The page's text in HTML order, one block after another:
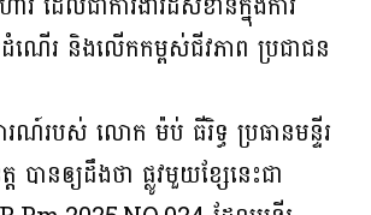
ណើរ និងលើកកម្ពស់ជីវភាព ប្រជាជន
ណ៍របស់ លោក ម៉ប់ ធីរិទ្ធ ប្រធានមន្ទីរ
បានឲ្យដឹងថា ផ្លូវមួយខ្សែនេះជា